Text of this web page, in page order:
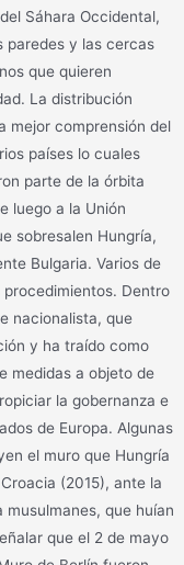
Sáhara Occidental,
paredes y las cercas
que quieren
La distribución
mejor comprensión del
países lo cuales
parte de la órbita
luego a la Unión
sobresalen Hungría,
Bulgaria. Varios de
Dentro
nacionalista, que
y ha traído como
medidas a objeto de
la gobernanza e
de Europa. Algunas
el muro que Hungría
(2015), ante la
que huían
que el 2 de mayo